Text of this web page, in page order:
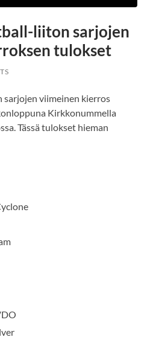
liiton sarjojen
tulokset
viimeinen kierros
Kirkkonummella
Tässä tulokset hieman